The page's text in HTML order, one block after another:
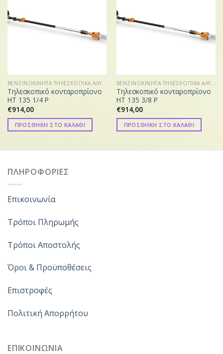
Τηλεσκοπικό κονταροπρίονο
HT 135 1/4 P
€914,00
ΠΡΟΣΘΗΚΗ ΣΤΟ ΚΑΛΑΘΙ
Τηλεσκοπικό κονταροπρίονο
HT 135 3/8 P
€914,00
ΠΡΟΣΘΗΚΗ ΣΤΟ ΚΑΛΑΘΙ
ΠΛΗΡΟΦΟΡΙΕΣ
Επικοινωνία
Τρόποι Πληρωμής
Τρόποι Αποστολής
Όροι & Προϋποθέσεις
Επιστροφές
Πολιτική Απορρήτου
ΕΠΙΚΟΙΝΩΝΙΑ